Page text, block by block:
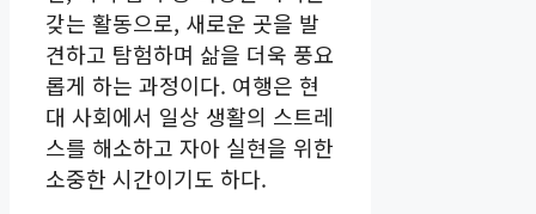
갖는 활동으로, 새로운 곳을 발
견하고 탐험하며 삶을 더욱 풍요
롭게 하는 과정이다. 여행은 현
대 사회에서 일상 생활의 스트레
스를 해소하고 자아 실현을 위한
소중한 시간이기도 하다.